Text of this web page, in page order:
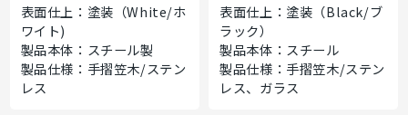
表面仕上：塗装（White/ホ
ワイト)
製品本体：スチール製
製品仕様：手摺笠木/ステン
レス
表面仕上：塗装（Black/ブ
ラック）
製品本体：スチール
製品仕様：手摺笠木/ステン
レス、ガラス